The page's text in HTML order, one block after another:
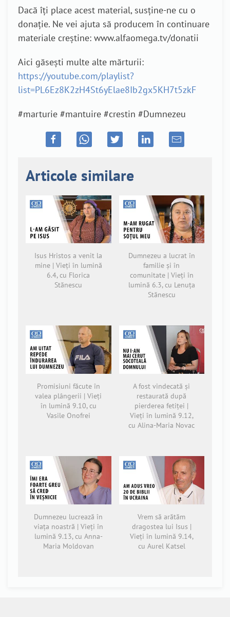
Dacă îți place acest material, susține-ne cu o
donație. Ne vei ajuta să producem în continuare
materiale creștine: www.alfaomega.tv/donatii
Aici găsești multe alte mărturii:
https://youtube.com/playlist?
list=PL6Ez8K2zH4St6yElae8Ib2gx5KH7t5zkF
#marturie #mantuire #crestin #Dumnezeu
Articole similare
Isus Hristos a venit la
mine | Vieți în lumină
6.4, cu Florica
Stănescu
Dumnezeu a lucrat în
familie și în
comunitate | Vieți în
lumină 6.3, cu Lenuța
Stănescu
Promisiuni făcute în
valea plângerii | Vieți
în lumină 9.10, cu
Vasile Onofrei
A fost vindecată și
restaurată după
pierderea fetiței |
Vieți în lumină 9.12,
cu Alina-Maria Novac
Dumnezeu lucrează în
viața noastră | Vieți în
lumină 9.13, cu Anna-
Maria Moldovan
Vrem să arătăm
dragostea lui Isus |
Vieți în lumină 9.14,
cu Aurel Katsel